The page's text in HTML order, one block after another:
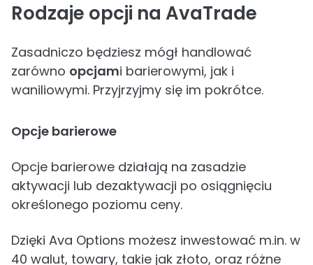
Rodzaje opcji na AvaTrade
Zasadniczo będziesz mógł handlować
zarówno opcjami barierowymi, jak i
waniliowymi. Przyjrzyjmy się im pokrótce.
Opcje barierowe
Opcje barierowe działają na zasadzie
aktywacji lub dezaktywacji po osiągnięciu
określonego poziomu ceny.
Dzięki Ava Options możesz inwestować m.in. w
40 walut, towary, takie jak złoto, oraz różne